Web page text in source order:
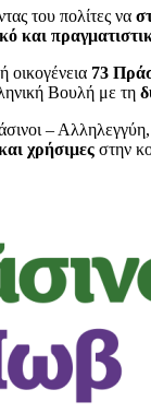
του πολίτες να
και
73
Βουλή με τη
–
χρήσιμες στην